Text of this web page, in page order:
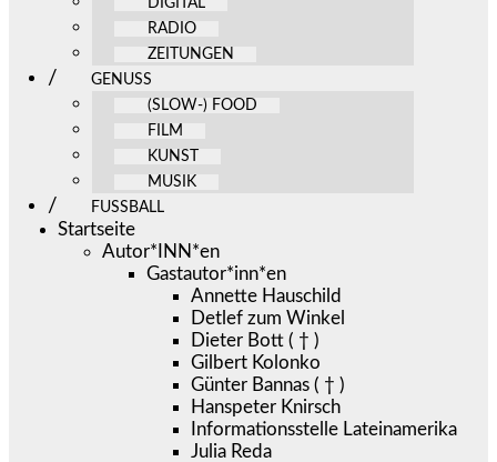
RADIO
ZEITUNGEN
GENUSS
(SLOW-) FOOD
FILM
KUNST
MUSIK
FUSSBALL
Startseite
Autor*INN*en
Gastautor*inn*en
Annette Hauschild
Detlef zum Winkel
Dieter Bott ( † )
Gilbert Kolonko
Günter Bannas ( † )
Hanspeter Knirsch
Informationsstelle Lateinamerika
Julia Reda